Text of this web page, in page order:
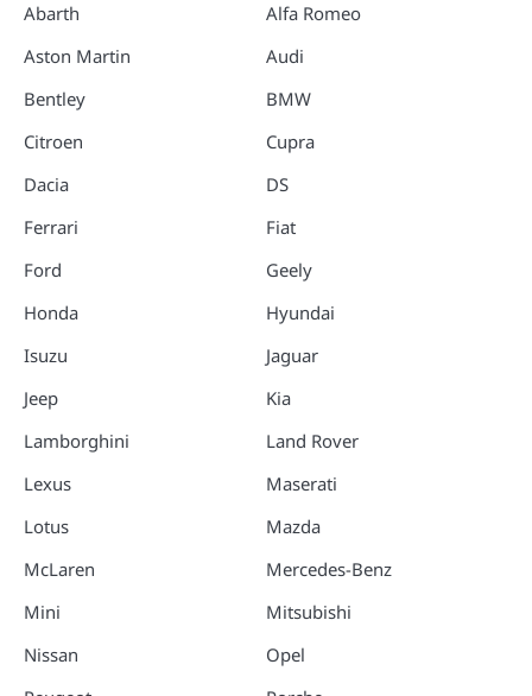
Abarth
Aston Martin
Bentley
Citroen
Dacia
Ferrari
Ford
Honda
Isuzu
Jeep
Lamborghini
Lexus
Lotus
McLaren
Mini
Nissan
Alfa Romeo
Audi
BMW
Cupra
DS
Fiat
Geely
Hyundai
Jaguar
Kia
Land Rover
Maserati
Mazda
Mercedes-Benz
Mitsubishi
Opel